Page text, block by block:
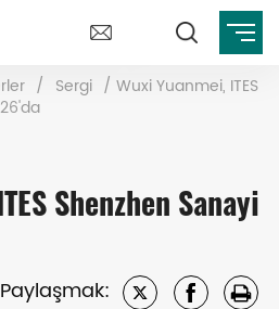
/ Sergi / Wuxi Yuanmei, ITES
Shenzhen Sanayi
Paylaşmak: